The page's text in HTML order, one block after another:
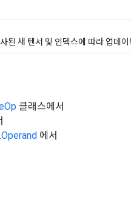
된 새 텐서 및 인덱스에 따라 업데이
클래스에서
에서